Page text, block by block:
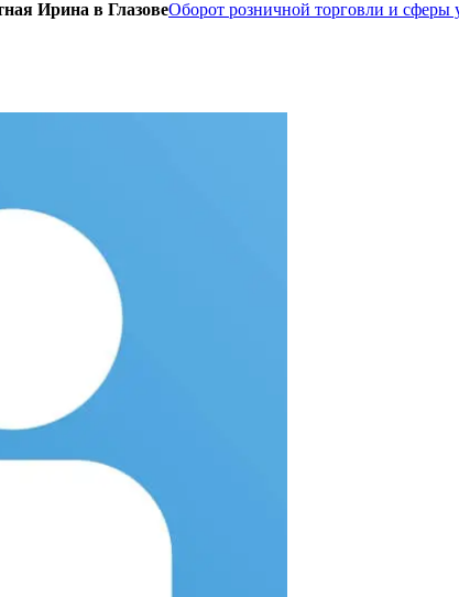
Ирина в ГлазовеОборот розничной торговли и сферы